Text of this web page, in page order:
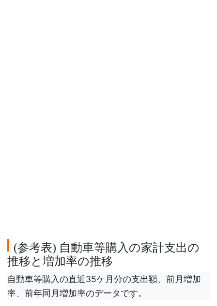
(参考表) 自動車等購入の家計支出の
推移と増加率の推移
自動車等購入の直近35ケ月分の支出額、前月増加
率、前年同月増加率のデータです。